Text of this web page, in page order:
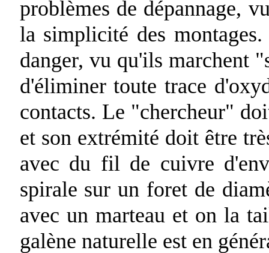
problèmes de dépannage,
la simplicité des
danger, vu qu'ils marchent
d'éliminer toute trace
contacts. Le "chercheur"
et son extrémité doit être
avec du fil de cuivre
spirale sur un foret de
avec un marteau et on la
galène naturelle est en